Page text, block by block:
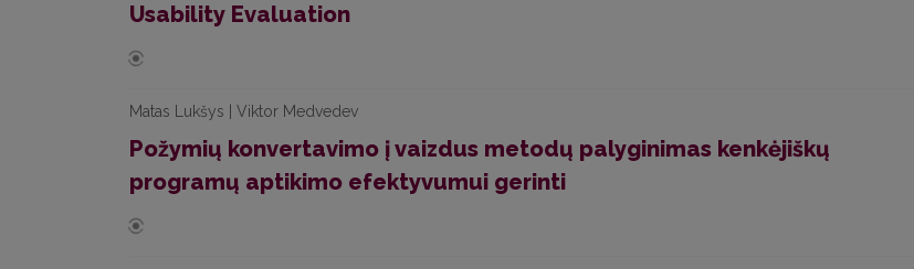
Usability Evaluation
Matas Lukšys | Viktor Medvedev
Požymių konvertavimo į vaizdus metodų palyginimas kenkėjiškų
programų aptikimo efektyvumui gerinti